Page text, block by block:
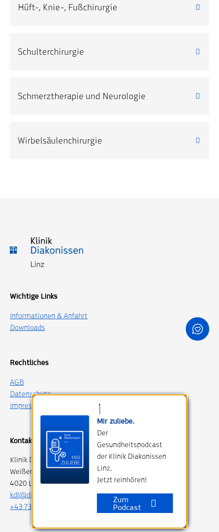
Hüft-, Knie-, Fußchirurgie
Schulterchirurgie
Schmerztherapie und Neurologie
Wirbelsäulenchirurgie
Wichtige Links
Informationen & Anfahrt
Downloads
Rechtliches
AGB
Datenschutz
Impressum
Kontakt
Klinik Diakonissen Linz
Weißenwolffstraße 15
4020 Linz, Austria
kdl@diakonissen.at
+43 732 76 750
Mir zuliebe.
Der
Gesundheitspodcast
der Klinik Diakonissen
Linz.
Jetzt reinhören!
Zum
Podcast